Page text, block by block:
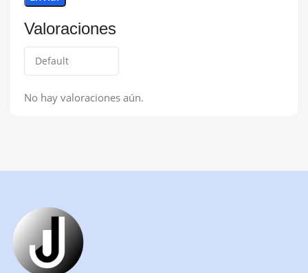
Valoraciones
No hay valoraciones aún.